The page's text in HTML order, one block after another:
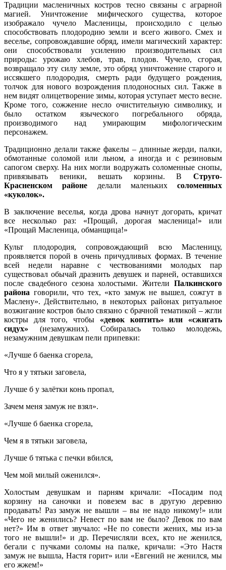
Традиции масленичных костров тесно связаны с аграрной
магией. Уничтожение мифического существа, которое
изображало чучело Масленицы, происходило с целью
способствовать плодородию земли и всего живого. Смех и
веселье, сопровождавшие обряд, имели магический характер:
они способствовали усилению производительных сил
природы: урожаю хлебов, трав, плодов. Чучело, сгорая,
возвращало эту силу земле, это обряд уничтожение старого и
иссякшего плодородия, смерть ради будущего рождения,
толчок для нового возрождения плодоносных сил. Также в
нем видят олицетворение зимы, которая уступает место весне.
Кроме того, сожжение несло очистительную символику, и
было остатком языческого погребального обряда,
производимого над умирающим мифологическим
персонажем.
Традиционно делали также факелы – длинные жерди, палки,
обмотанные соломой или льном, а иногда и с резиновым
сапогом сверху. На них могли водружать соломенные снопы,
привязывать веники, вешать корзины. В Струго-
Красненском районе делали маленьких соломенных
«куколок».
В заключение веселья, когда дрова начнут догорать, кричат
все несколько раз: «Прощай, дорогая масленица!» или
«Прощай Масленица, обманщица!»
Культ плодородия, сопровождающий всю Масленицу,
проявляется порой в очень причудливых формах. В течение
всей недели наравне с чествованиями молодых пар
существовал обычай дразнить девушек и парней, оставшихся
после свадебного сезона холостыми. Жители Палкинского
района говорили, что тех, «кто замуж не вышел, сожгут в
Маслену». Действительно, в некоторых районах ритуальное
возжигание костров было связано с брачной тематикой – жгли
костры для того, чтобы «девок коптить» или «сжигать
сидух» (незамужних). Собиралась только молодежь,
незамужним девушкам пели припевки:
«Лучше б баенка сгорела,
Что я у тятьки заговела,
Лучше б у залётки конь пропал,
Зачем меня замуж не взял».
«Лучше б баенка сгорела,
Чем я в тятьки заговела,
Лучше б тятька с печки вбился,
Чем мой милый оженился».
Холостым девушкам и парням кричали: «Посадим под
корзину на саночки и повезем вас в другую деревню
продавать! Раз замуж не вышли – вы не надо никому!» или
«Чего не женились? Невест по вам не было? Девок по вам
нет?» Им в ответ звучало: «Не по совести жених, мы из-за
того не вышли!» и др. Перечисляли всех, кто не женился,
бегали с пучками соломы на палке, кричали: «Это Настя
замуж не вышла, Настя горит» или «Евгений не женился, мы
его жжем!»